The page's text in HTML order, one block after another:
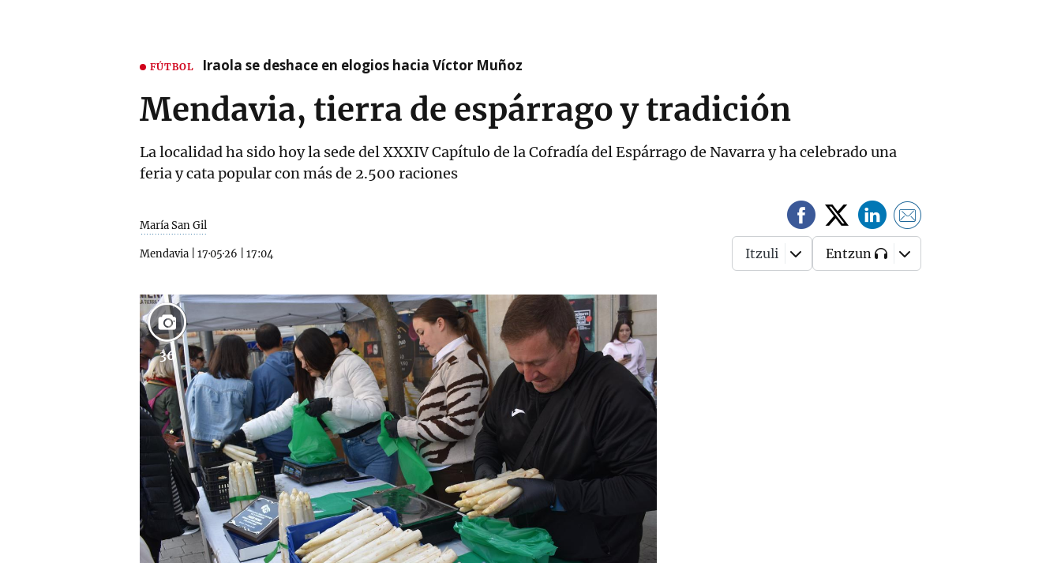
FÚTBOL Iraola se deshace en elogios hacia Víctor Muñoz
Mendavia, tierra de espárrago y tradición
La localidad ha sido hoy la sede del XXXIV Capítulo de la Cofradía del Espárrago de Navarra y ha celebrado una
feria y cata popular con más de 2.500 raciones
María San Gil
Mendavia 17·05·26 17:04 Itzuli Entzun
36